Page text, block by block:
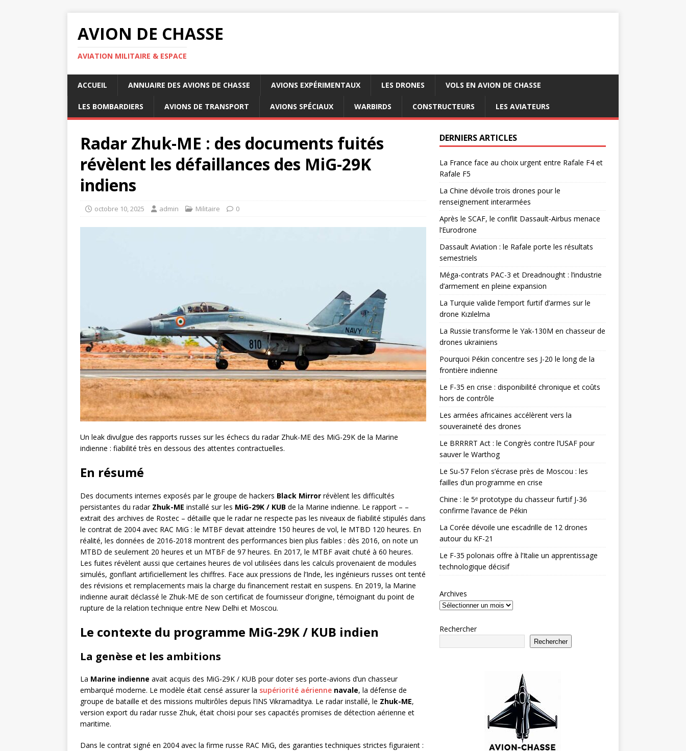
AVION DE CHASSE
AVIATION MILITAIRE & ESPACE
ACCUEIL ANNUAIRE DES AVIONS DE CHASSE AVIONS EXPÉRIMENTAUX LES DRONES VOLS EN AVION DE CHASSE
LES BOMBARDIERS AVIONS DE TRANSPORT AVIONS SPÉCIAUX WARBIRDS CONSTRUCTEURS LES AVIATEURS
Radar Zhuk-ME : des documents fuités
révèlent les défaillances des MiG-29K
indiens
octobre 10, 2025 admin Militaire 0
Un leak divulgue des rapports russes sur les échecs du radar Zhuk-ME des MiG-29K de la Marine
indienne : fiabilité très en dessous des attentes contractuelles.
En résumé
Des documents internes exposés par le groupe de hackers Black Mirror révèlent les difficultés
persistantes du radar Zhuk-ME installé sur les MiG-29K / KUB de la Marine indienne. Le rapport – –
extrait des archives de Rostec – détaille que le radar ne respecte pas les niveaux de fiabilité stipulés dans
le contrat de 2004 avec RAC MiG : le MTBF devait atteindre 150 heures de vol, le MTBD 120 heures. En
réalité, les données de 2016-2018 montrent des performances bien plus faibles : dès 2016, on note un
MTBD de seulement 20 heures et un MTBF de 97 heures. En 2017, le MTBF avait chuté à 60 heures.
Les fuites révèlent aussi que certaines heures de vol utilisées dans les calculs provenaient de modules
simulés, gonflant artificiellement les chiffres. Face aux pressions de l’Inde, les ingénieurs russes ont tenté
des révisions et remplacements mais la charge du financement restait en suspens. En 2019, la Marine
indienne aurait déclassé le Zhuk-ME de son certificat de fournisseur d’origine, témoignant du point de
rupture de la relation technique entre New Delhi et Moscou.
Le contexte du programme MiG-29K / KUB indien
La genèse et les ambitions
La Marine indienne avait acquis des MiG-29K / KUB pour doter ses porte-avions d’un chasseur
embarqué moderne. Le modèle était censé assurer la supériorité aérienne navale, la défense de
groupe de bataille et des missions multirôles depuis l’INS Vikramaditya. Le radar installé, le Zhuk-ME,
version export du radar russe Zhuk, était choisi pour ses capacités promises de détection aérienne et
maritime.
Dans le contrat signé en 2004 avec la firme russe RAC MiG, des garanties techniques strictes figuraient :
DERNIERS ARTICLES
La France face au choix urgent entre Rafale F4 et
Rafale F5
La Chine dévoile trois drones pour le
renseignement interarmées
Après le SCAF, le conflit Dassault-Airbus menace
l’Eurodrone
Dassault Aviation : le Rafale porte les résultats
semestriels
Méga-contrats PAC-3 et Dreadnought : l’industrie
d’armement en pleine expansion
La Turquie valide l’emport furtif d’armes sur le
drone Kızılelma
La Russie transforme le Yak-130M en chasseur de
drones ukrainiens
Pourquoi Pékin concentre ses J-20 le long de la
frontière indienne
Le F-35 en crise : disponibilité chronique et coûts
hors de contrôle
Les armées africaines accélèrent vers la
souveraineté des drones
Le BRRRRT Act : le Congrès contre l’USAF pour
sauver le Warthog
Le Su-57 Felon s’écrase près de Moscou : les
failles d’un programme en crise
Chine : le 5ᵉ prototype du chasseur furtif J-36
confirme l’avance de Pékin
La Corée dévoile une escadrille de 12 drones
autour du KF-21
Le F-35 polonais offre à l’Italie un apprentissage
technologique décisif
Archives
Rechercher
Rechercher